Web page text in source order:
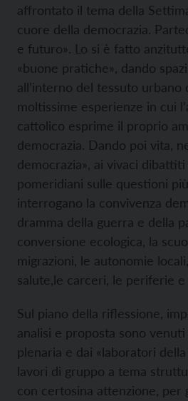
affrontato il tema della
cuore della democrazia.
e futuro». Lo si è fatto
«buone pratiche», dando
all’interno del tessuto urbano
moltissime esperienze in cui
cattolico esprime il proprio
democrazia. Dando poi vita,
democrazia», ai vivaci
pomeridiani sulle questioni
interrogano la convivenza
dramma della guerra e della
conversione ecologica, la
migrazioni, le autonomie
salute,le carceri, le periferie
Sul piano della riflessione,
analisi e proposta sono
plenaria e dai «laboratori della
lavori di gruppo a tema
con certosina attenzione, per